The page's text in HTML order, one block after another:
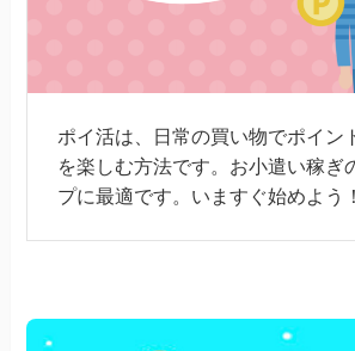
ポイ活は、日常の買い物でポイン
を楽しむ方法です。お小遣い稼ぎ
プに最適です。いますぐ始めよう！